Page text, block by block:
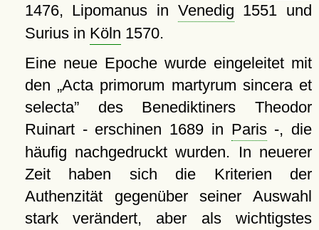
1476, Lipomanus in Venedig 1551 und
Surius in Köln 1570.
Eine neue Epoche wurde eingeleitet mit
den Acta primorum martyrum sincera et
selecta des Benediktiners Theodor
Ruinart - erschinen 1689 in Paris-, die
häufig nachgedruckt wurden. In neuerer
Zeit haben sich die Kriterien der
Authenzität gegenüber seiner Auswahl
stark verändert, aber als wichtigstes